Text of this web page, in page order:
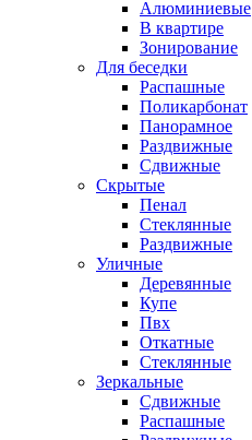
Алюминиевые
В квартире
Зонирование
Для беседки
Распашные
Поликарбонат
Панорамное
Раздвижные
Сдвижные
Скрытые
Пенал
Стеклянные
Раздвижные
Уличные
Деревянные
Купе
Пвх
Откатные
Стеклянные
Зеркальные
Сдвижные
Распашные